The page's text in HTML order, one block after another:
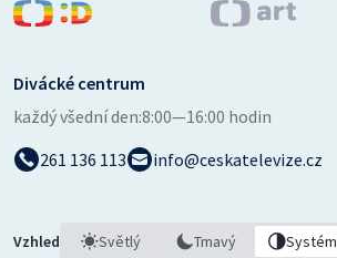
Divácké centrum
každý všední den:8:00—16:00 hodin
261 136 113
info@ceskatelevize.cz
Vzhled Světlý Tmavý Systém